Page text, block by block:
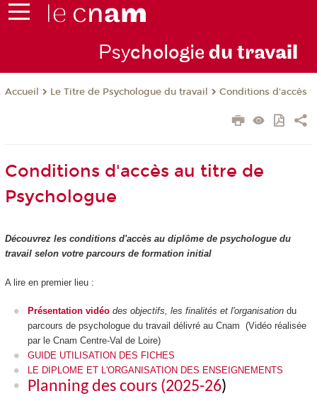
Psychologie du travail
Accueil Le Titre de Psychologue du travail Conditions d'accès
Conditions d'accès au titre de
Psychologue
Découvrez les conditions d'accès au diplôme de psychologue du
travail selon votre parcours de formation initial
A lire en premier lieu :
Présentation vidéo des objectifs, les finalités et l'organisation du
parcours de psychologue du travail délivré au Cnam (Vidéo réalisée
par le Cnam Centre-Val de Loire)
GUIDE UTILISATION DES FICHES
LE DIPLOME ET L'ORGANISATION DES ENSEIGNEMENTS
Planning des cours (2025-26)